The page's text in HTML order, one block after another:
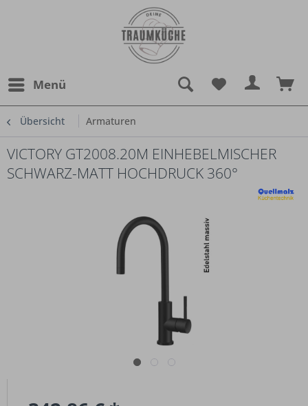
Menü
Übersicht Armaturen
VICTORY GT2008.20M EINHEBELMISCHER
SCHWARZ-MATT HOCHDRUCK 360°